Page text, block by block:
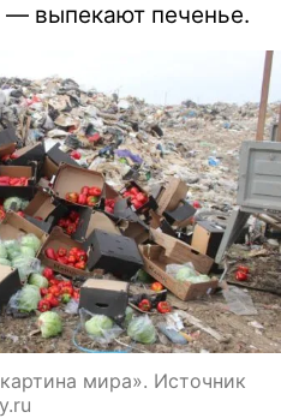
— выпекают печенье.
мира». Источник